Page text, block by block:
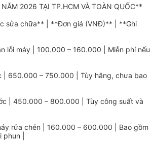
2026 TẠI TP.HCM VÀ TOÀN QUỐC**
sửa chữa** | **Đơn giá (VNĐ)** | **Ghi
lỗi máy | 100.000 – 160.000 | Miễn phí nếu
| 650.000 – 750.000 | Tùy hãng, chưa bao
| 450.000 – 800.000 | Tùy công suất và
rửa chén | 160.000 – 600.000 | Bao gồm
|